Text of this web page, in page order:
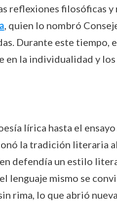
reflexiones filosóficas y
, quien lo nombró
Durante este tiempo,
la individualidad y los
lírica hasta el
la tradición literaria
defendía un estilo
lenguaje mismo se
rima, lo que abrió